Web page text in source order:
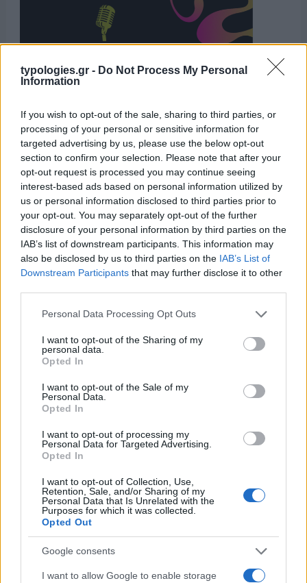
typologies.gr - Do Not Process My Personal
Information
If you wish to opt-out of the sale, sharing to third parties, or
processing of your personal or sensitive information for
targeted advertising by us, please use the below opt-out
section to confirm your selection. Please note that after your
opt-out request is processed you may continue seeing
interest-based ads based on personal information utilized by
us or personal information disclosed to third parties prior to
your opt-out. You may separately opt-out of the further
disclosure of your personal information by third parties on the
IAB’s list of downstream participants. This information may
also be disclosed by us to third parties on the IAB’s List of
Downstream Participants that may further disclose it to other
Please note that this website/app uses one or more Google
not limited to your visit or usage behaviour. You may click to
grant or deny consent to Google and its third-party tags to
use your data for below specified purposes in below Google
consent section.
Personal Data Processing Opt Outs
I want to opt-out of the Sharing of my
personal data.
Opted In
I want to opt-out of the Sale of my
Personal Data.
Opted In
I want to opt-out of processing my
Personal Data for Targeted Advertising.
Opted In
I want to opt-out of Collection, Use,
Retention, Sale, and/or Sharing of my
Personal Data that Is Unrelated with the
Purposes for which it was collected.
Opted Out
Google consents
I want to allow Google to enable storage
Η ΣΤΗΛΗ ΜΑΣ
Οι άνθρωποι, οι αυθεντικές ιστορίες,
το ελληνικό καλοκαίρι και ένας
πολιτισμός που μας ενώνει κάθε μέρα.
ΟΣΑ ΧΡΕΙΑΖΕΣΑΙ
ΓΙΑ ΤΟ ΚΑΛΟΚΑΙΡΙ ΣΟΥ →